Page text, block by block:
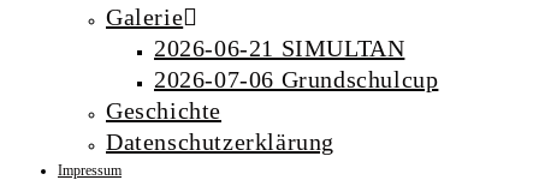
Galerie
2026-06-21 SIMULTAN
2026-07-06 Grundschulcup
Geschichte
Datenschutzerklärung
Impressum